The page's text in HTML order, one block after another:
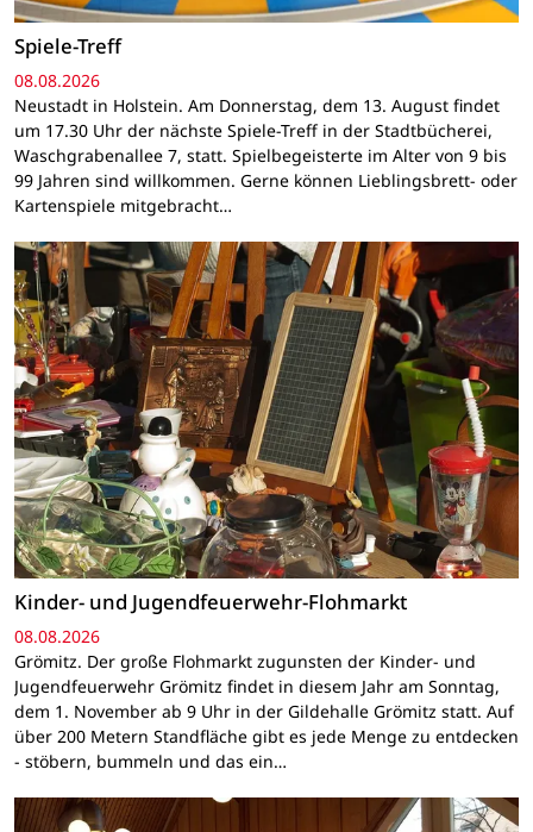
Spiele-Treff
08.08.2026
Neustadt in Holstein. Am Donnerstag, dem 13. August findet
um 17.30 Uhr der nächste Spiele-Treff in der Stadtbücherei,
Waschgrabenallee 7, statt. Spielbegeisterte im Alter von 9 bis
99 Jahren sind willkommen. Gerne können Lieblingsbrett- oder
Kartenspiele mitgebracht…
Kinder- und Jugendfeuerwehr-Flohmarkt
08.08.2026
Grömitz. Der große Flohmarkt zugunsten der Kinder- und
Jugendfeuerwehr Grömitz findet in diesem Jahr am Sonntag,
dem 1. November ab 9 Uhr in der Gildehalle Grömitz statt. Auf
über 200 Metern Standfläche gibt es jede Menge zu entdecken
- stöbern, bummeln und das ein…